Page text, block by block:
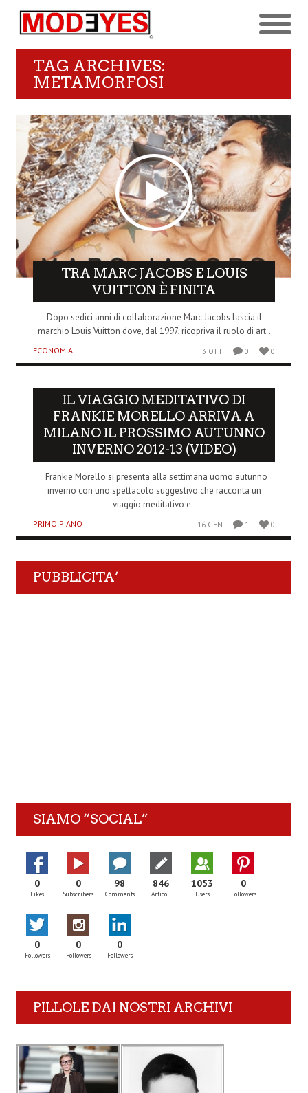
TAG ARCHIVES:
METAMORFOSI
TRA MARC JACOBS E LOUIS
VUITTON È FINITA
Dopo sedici anni di collaborazione Marc Jacobs lascia il
marchio Louis Vuitton dove, dal 1997, ricopriva il ruolo di art..
ECONOMIA 3 OTT 0 0
IL VIAGGIO MEDITATIVO DI
FRANKIE MORELLO ARRIVA A
MILANO IL PROSSIMO AUTUNNO
INVERNO 2012-13 (VIDEO)
Frankie Morello si presenta alla settimana uomo autunno
inverno con uno spettacolo suggestivo che racconta un
viaggio meditativo e..
PRIMO PIANO 16 GEN 1 0
PUBBLICITA’
SIAMO “SOCIAL”
0
Likes
0
Subscribers
98
Comments
846
Articoli
1053
Users
0
Followers
0
Followers
0
Followers
0
Followers
PILLOLE DAI NOSTRI ARCHIVI